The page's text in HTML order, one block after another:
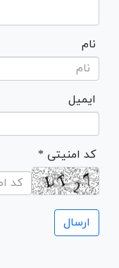
نام
ایمیل
* کد امنیتی